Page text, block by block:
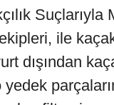
Suçlarıyla
ile
dışından